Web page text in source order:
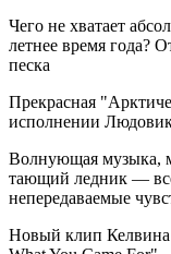
Чего не хватает
летнее время года?
песка
Прекрасная
исполнении
Волнующая музыка,
тающий ледник —
непередаваемые
Новый клип